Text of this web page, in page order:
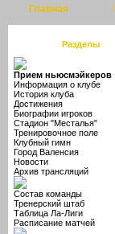
Главная
Разделы
Прием ньюсмэйкеров
Информация о клубе
История клуба
Достижения
Биографии игроков
Стадион "Месталья"
Тренировочное поле
Клубный гимн
Город Валенсия
Новости
Архив трансляций
Состав команды
Тренерский штаб
Таблица Ла-Лиги
Расписание матчей